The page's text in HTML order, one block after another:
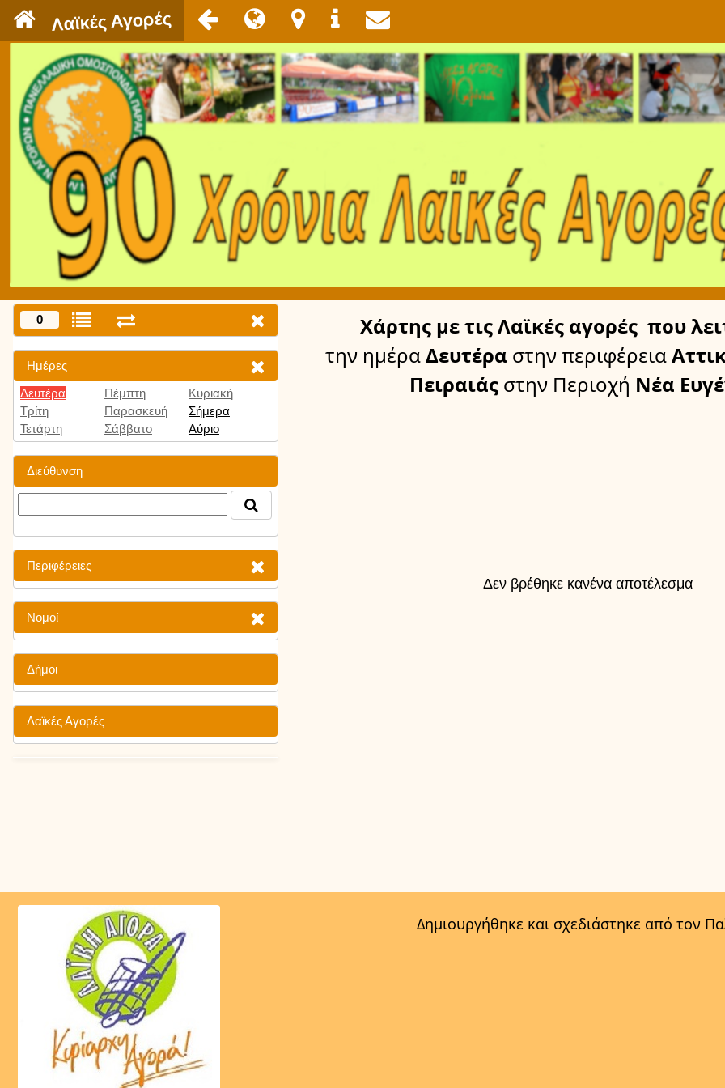
Λαϊκές Αγορές
0
Ημέρες
Δευτέρα
Τρίτη
Τετάρτη
Πέμπτη
Παρασκευή
Σάββατο
Κυριακή
Σήμερα
Αύριο
Διεύθυνση
Περιφέρειες
Νομοί
Δήμοι
Λαϊκές Αγορές
Χάρτης με τις Λαϊκές αγορές που
την ημέραΔευτέρα στην περιφέρεια
Πειραιάς στην Περιοχή Νέα
Δεν βρέθηκε κανένα αποτέλεσμα
Δημιουργήθηκε και σχεδιάστηκε από τον